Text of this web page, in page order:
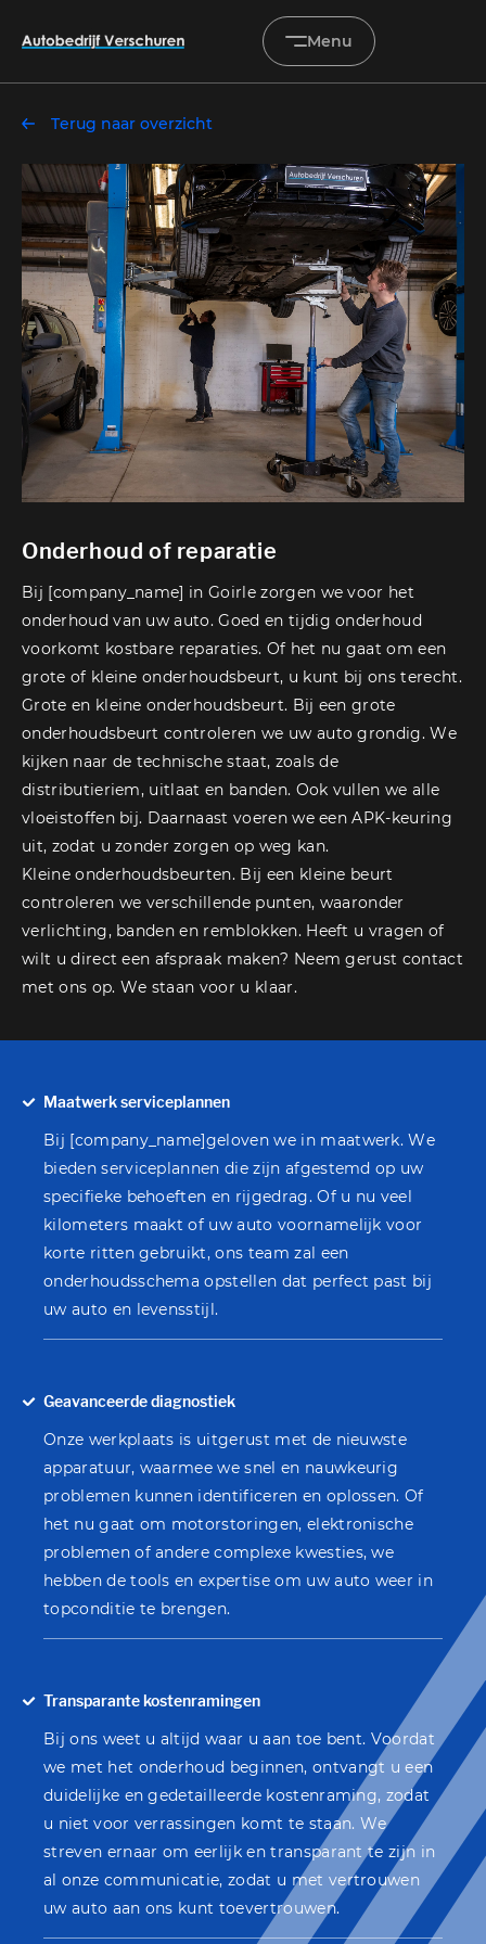
Menu
Occasions
Diensten
Onderhoud & service
Verkocht
Over ons
Contact
Terug naar overzicht
Onderhoud of reparatie
Bij [company_name] in Goirle zorgen we voor het
onderhoud van uw auto. Goed en tijdig onderhoud
voorkomt kostbare reparaties. Of het nu gaat om een
grote of kleine onderhoudsbeurt, u kunt bij ons terecht.
Grote en kleine onderhoudsbeurt. Bij een grote
onderhoudsbeurt controleren we uw auto grondig. We
kijken naar de technische staat, zoals de
distributieriem, uitlaat en banden. Ook vullen we alle
vloeistoffen bij. Daarnaast voeren we een APK-keuring
uit, zodat u zonder zorgen op weg kan.
Kleine onderhoudsbeurten. Bij een kleine beurt
controleren we verschillende punten, waaronder
verlichting, banden en remblokken. Heeft u vragen of
wilt u direct een afspraak maken? Neem gerust contact
met ons op. We staan voor u klaar.
Maatwerk serviceplannen
Bij [company_name]geloven we in maatwerk. We
bieden serviceplannen die zijn afgestemd op uw
specifieke behoeften en rijgedrag. Of u nu veel
kilometers maakt of uw auto voornamelijk voor
korte ritten gebruikt, ons team zal een
onderhoudsschema opstellen dat perfect past bij
uw auto en levensstijl.
Geavanceerde diagnostiek
Onze werkplaats is uitgerust met de nieuwste
apparatuur, waarmee we snel en nauwkeurig
problemen kunnen identificeren en oplossen. Of
het nu gaat om motorstoringen, elektronische
problemen of andere complexe kwesties, we
hebben de tools en expertise om uw auto weer in
topconditie te brengen.
Transparante kostenramingen
Bij ons weet u altijd waar u aan toe bent. Voordat
we met het onderhoud beginnen, ontvangt u een
duidelijke en gedetailleerde kostenraming, zodat
u niet voor verrassingen komt te staan. We
streven ernaar om eerlijk en transparant te zijn in
al onze communicatie, zodat u met vertrouwen
uw auto aan ons kunt toevertrouwen.